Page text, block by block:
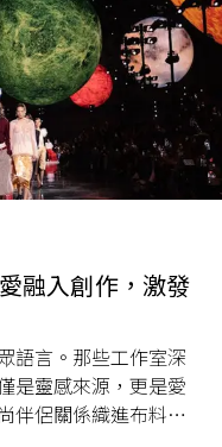
融入創作，激發
語言。那些工作室深
是靈感來源，更是愛
伴侶關係織進布料剪